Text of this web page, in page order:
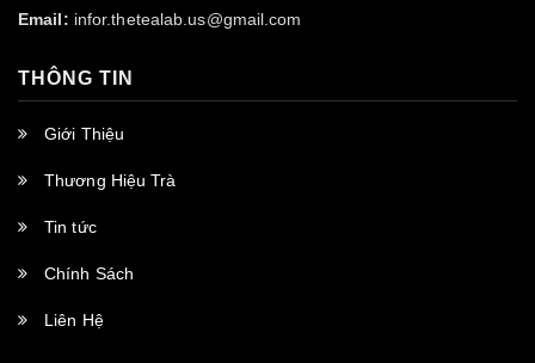
Email: infor.thetealab.us@gmail.com
THÔNG TIN
Giới Thiệu
Thương Hiệu Trà
Tin tức
Chính Sách
Liên Hệ